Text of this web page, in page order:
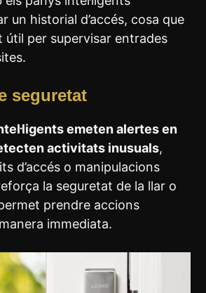
un historial d’accés, cosa que
útil per supervisar entrades
seguretat
emeten alertes en
activitats inusuals,
d’accés o manipulacions
la seguretat de la llar o
prendre accions
immediata.